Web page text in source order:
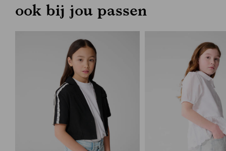
ook bij jou passen